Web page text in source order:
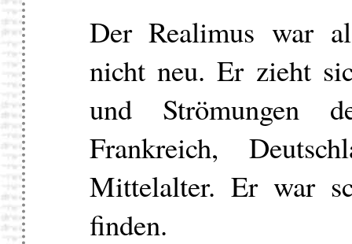
Der Realimus war
nicht neu. Er zieht
und Strömungen
Frankreich,
Mittelalter. Er war
finden.